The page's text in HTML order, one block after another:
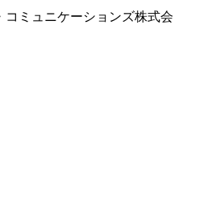
コミュニケーションズ株式会